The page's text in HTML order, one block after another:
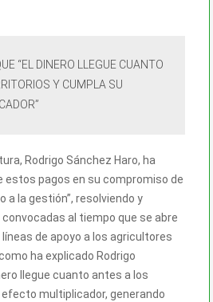
“EL DINERO LLEGUE CUANTO
Y CUMPLA SU
Rodrigo Sánchez Haro, ha
estos pagos en su compromiso de
a la gestión”, resolviendo y
al tiempo que se abre
de apoyo a los agricultores
ha explicado Rodrigo
llegue cuanto antes a los
multiplicador, generando